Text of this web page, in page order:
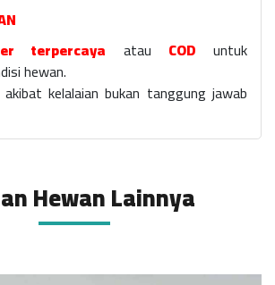
terpercaya atau COD untuk
hewan.
kelalaian bukan tanggung jawab
Hewan Lainnya